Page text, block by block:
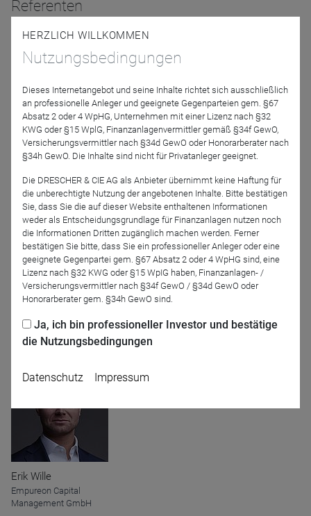
Referenten
László Harsányi
Scope Fund Analysis
Prof. Dr. Christian
Klein
ÖKOWORLD AG
J. Safra Sarasin
(Deutschland) GmbH
Erik Wille
Empureon Capital
Management GmbH
HERZLICH WILLKOMMEN
Nutzungsbedingungen
Dieses Internetangebot und seine Inhalte richtet sich ausschließlich
an professionelle Anleger und geeignete Gegenparteien gem. §67
Absatz 2 oder 4 WpHG, Unternehmen mit einer Lizenz nach §32
KWG oder §15 WplG, Finanzanlagenvermittler gemäß §34f GewO,
Versicherungsvermittler nach §34d GewO oder Honorarberater nach
§34h GewO. Die Inhalte sind nicht für Privatanleger geeignet.
Die DRESCHER & CIE AG als Anbieter übernimmt keine Haftung für
die unberechtigte Nutzung der angebotenen Inhalte. Bitte bestätigen
Sie, dass Sie die auf dieser Website enthaltenen Informationen
weder als Entscheidungsgrundlage für Finanzanlagen nutzen noch
die Informationen Dritten zugänglich machen werden. Ferner
bestätigen Sie bitte, dass Sie ein professioneller Anleger oder eine
geeignete Gegenpartei gem. §67 Absatz 2 oder 4 WpHG sind, eine
Lizenz nach §32 KWG oder §15 WpIG haben, Finanzanlagen- /
Versicherungsvermittler nach §34f GewO / §34d GewO oder
Honorarberater gem. §34h GewO sind.
Ja, ich bin professioneller Investor und bestätige
die Nutzungsbedingungen
Datenschutz Impressum
Name
CPref